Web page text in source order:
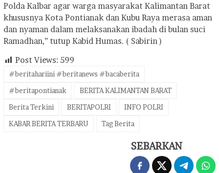
Polda Kalbar agar warga masyarakat Kalimantan Barat
khususnya Kota Pontianak dan Kubu Raya merasa aman
dan nyaman dalam melaksanakan ibadah di bulan suci
Ramadhan,” tutup Kabid Humas. ( Sabirin )
Post Views: 599
#beritahariini #beritanews #bacaberita
#beritapontianak
BERITA KALIMANTAN BARAT
Berita Terkini
BERITAPOLRI
INFO POLRI
KABAR BERITA TERBARU
Tag Berita
SEBARKAN